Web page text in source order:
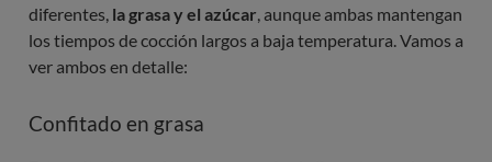
diferentes, la grasa y el azúcar, aunque ambas mantengan
los tiempos de cocción largos a baja temperatura. Vamos a
ver ambos en detalle:
Confitado en grasa